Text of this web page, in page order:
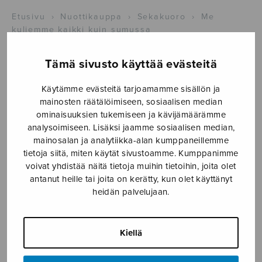
Tämä sivusto käyttää evästeitä
Käytämme evästeitä tarjoamamme sisällön ja
mainosten räätälöimiseen, sosiaalisen median
ominaisuuksien tukemiseen ja kävijämäärämme
analysoimiseen. Lisäksi jaamme sosiaalisen median,
mainosalan ja analytiikka-alan kumppaneillemme
tietoja siitä, miten käytät sivustoamme. Kumppanimme
voivat yhdistää näitä tietoja muihin tietoihin, joita olet
antanut heille tai joita on kerätty, kun olet käyttänyt
heidän palvelujaan.
Kiellä
Etusivu › Nuottikauppa › Sekakuoro ›
Me
kuljemme kaikki kuin sumussa
Me kuljemme
kaikki kuin
sumussa